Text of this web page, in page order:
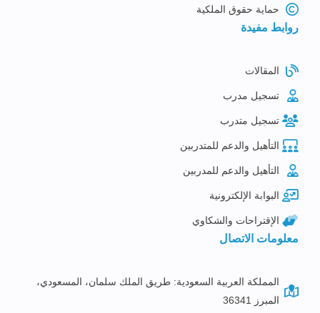
حماية حقوق الملكية
روابط مفيدة
المقالات
تسجيل مدرب
تسجيل متدرب
التأهيل والدعم للمتدربين
التأهيل والدعم للمدربين
البوابة الإلكترونية
الإقتراحات والشكاوي
معلومات الاتصال
المملكة العربية السعودية: طريق الملك سلمان، المسعودي،
المبرز 36341